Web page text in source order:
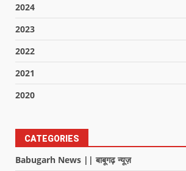
2024
2023
2022
2021
2020
CATEGORIES
Babugarh News || बाबूगढ़ न्यूज़